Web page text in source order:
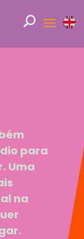
para
Uma
na